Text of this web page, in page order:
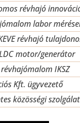
révhajó
labor
révhajó
motor/generátor
IKSZ
Kft. ügyvezető
közösségi szolgálat